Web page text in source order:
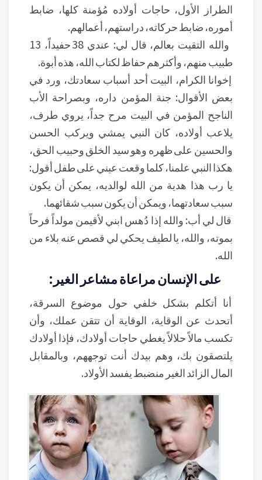
الطراز الأول، حاجات أولاده مُؤمنة كلها، ضابط
أموره، ضابط حركاته، دراستهم، أعمالهم.
والله التقيت بعالم، قال لي: عندي 38 حفيداً، 13
طبيب منهم، وأكثرهم حفاظ لكتاب الله، هذه أبوة.
إخوانا الكرام، البيت أحد أسباب سعادتك، ورد في
بعض الأقوال: جنة المؤمن داره، وبصراحة الأب
الناجح المؤمن في البيت مرح جداً، يروي طرف،
يلاعب أولاده، كان النبي يمشي ويركب الحسن
والحسين على ظهره وهو سيد الخلق وحبيب الحق،
هكذا النبي علمنا، كلما وقعت عيني على طفل أقول:
يا رب هذا هدية من الله لوالديه، يمكن أن يكون
سبب سعادتهما، ويمكن أن يكون سبب شقائهما.
قال لي أب: والله إذا دُهس ابني لأقيمن مولداً فرحاً
بموته، والله، يا لطيف يحكي لي قصص عنه بلاء من
الله.
على الإنسان مراعاة مشاعر الغير:
أنا أتكلم بشكل خلفي حول موضوع السرقة،
أتحدث عن الوقاية، الوقاية أن تتقن عملك، وأن
تكسب مالاً حلالاً يغطي حاجات أولادك، فإذا أولادك
يلتصقون بك، وهم بيدك أنت توجههم، وبالمقابل
المال الزائد الغير منضبط يفسد الأولاد.